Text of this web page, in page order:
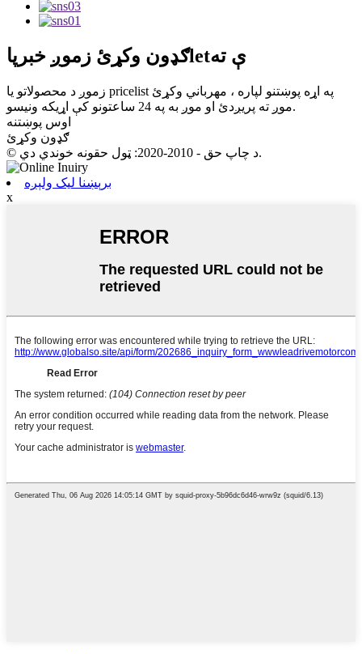
ګډون وکړئ زموږ خبرپاletې ته
زموږ د محصولاتو یا pricelist په اړه پوښتنو لپاره ، مهرباني وکړئ
موږ ته پریږدئ او موږ به په 24 ساعتونو کې اړیکه ونیسو.
اوس پوښتنه
ګډون وکړئ
© د چاپ حق - 2010-2020: ټول حقونه خوندي دي.
برېښنا لیک ولېږه
x